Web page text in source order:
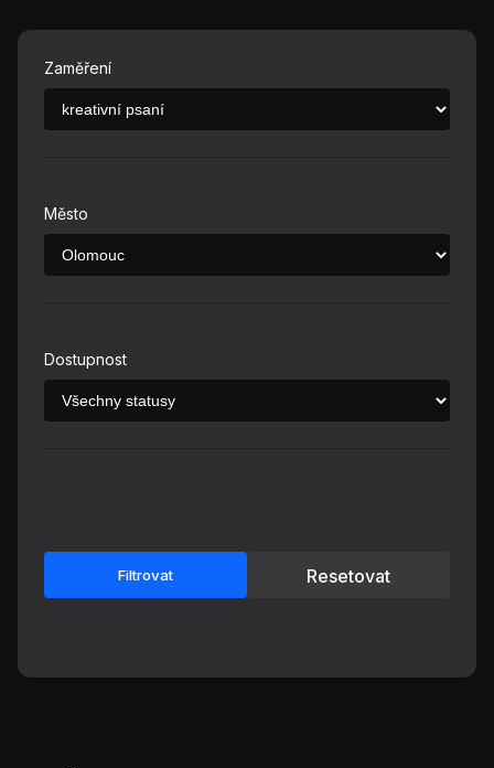
Zaměření
Město
Dostupnost
Filtrovat Resetovat